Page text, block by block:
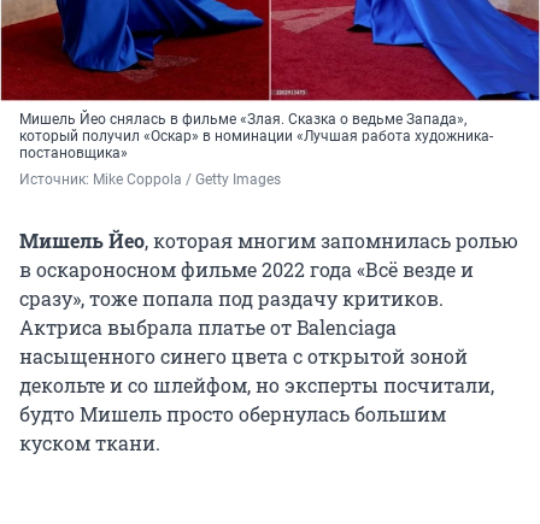
Мишель Йео снялась в фильме «Злая. Сказка о ведьме Запада»,
который получил «Оскар» в номинации «Лучшая работа художника-
постановщика»
Источник: Mike Coppola / Getty Images
Мишель Йео, которая многим запомнилась ролью
в оскароносном фильме 2022 года «Всё везде и
сразу», тоже попала под раздачу критиков.
Актриса выбрала платье от Balenciaga
насыщенного синего цвета с открытой зоной
декольте и со шлейфом, но эксперты посчитали,
будто Мишель просто обернулась большим
куском ткани.